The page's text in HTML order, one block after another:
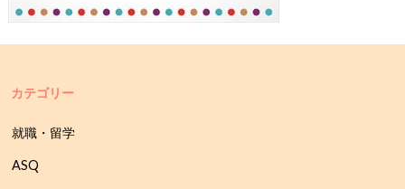
カテゴリー
就職・留学
ASQ